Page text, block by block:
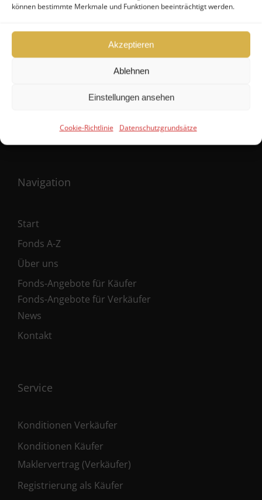
können bestimmte Merkmale und Funktionen beeinträchtigt werden.
Akzeptieren
Ablehnen
Einstellungen ansehen
Cookie-Richtlinie Datenschutzgrundsätze
Navigation
Start
Fonds A-Z
Über uns
Fonds-Angebote für Käufer
Fonds-Angebote für Verkäufer
News
Kontakt
Service
Konditionen Verkäufer
Konditionen Käufer
Maklervertrag (Verkäufer)
Registrierung als Käufer